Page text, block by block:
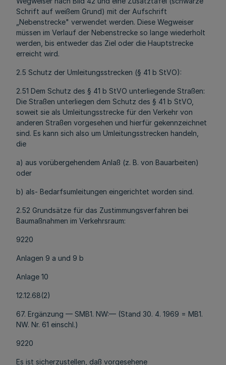
Schrift auf weißem Grund) mit der Aufschrift
„Nebenstrecke" verwendet werden. Diese Wegweiser
müssen im Verlauf der Nebenstrecke so lange wiederholt
werden, bis entweder das Ziel oder die Hauptstrecke
erreicht wird.
2.5 Schutz der Umleitungsstrecken (§ 41 b StVO):
2.51 Dem Schutz des § 41 b StVO unterliegende Straßen:
Die Straßen unterliegen dem Schutz des § 41 b StVO,
soweit sie als Umleitungsstrecke für den Verkehr von
anderen Straßen vorgesehen und hierfür gekennzeichnet
sind. Es kann sich also um Umleitungsstrecken handeln,
die
a) aus vorübergehendem Anlaß (z. B. von Bauarbeiten)
oder
b) als- Bedarfsumleitungen eingerichtet worden sind.
2.52 Grundsätze für das Zustimmungsverfahren bei
Baumaßnahmen im Verkehrsraum:
9220
Anlagen 9 a und 9 b
Anlage 10
12.12.68(2)
67. Ergänzung — SMB1. NW:— (Stand 30. 4. 1969 = MB1.
NW. Nr. 61 einschl.)
9220
Es ist sicherzustellen, daß vorgesehene